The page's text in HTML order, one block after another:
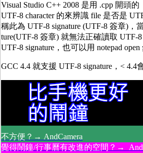
Visual Studio C++ 2008 是用 .cpp 開頭的
UTF-8 character 的來辨識 file 是否是
稱此為 UTF-8 signature (UTF-8 簽章)，
ture(UTF-8 簽章) 就無法正確讀取 UTF-
UTF-8 signature，也可以用 notepad open
GCC 4.4 就支援 UTF-8 signature，< 4.4
不方便？→ AndCamera
覺得鬧鐘/行事曆有改進的空間？→